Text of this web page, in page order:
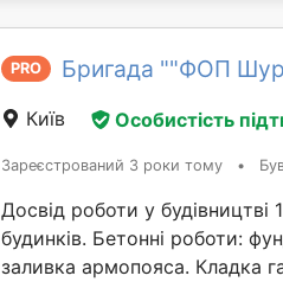
PRO Бригада ""ФОП
Київ Особистість
Зареєстрований 3 роки тому •
Досвід роботи у будівництві
будинків. Бетонні роботи:
заливка армопояса. Кладка